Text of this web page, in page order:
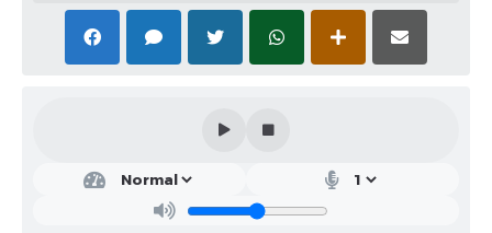
PSS Unificado 2025
INOVA_SÃO MATEUS DO SUL